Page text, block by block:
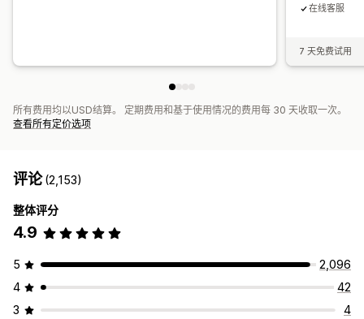
在线客服
7 天免费试用
所有费用均以USD结算。 定期费用和基于使用情况的费用每 30 天收取一次。
查看所有定价选项
评论(2,153)
整体评分
4.9
5
2,096
4
42
3
4